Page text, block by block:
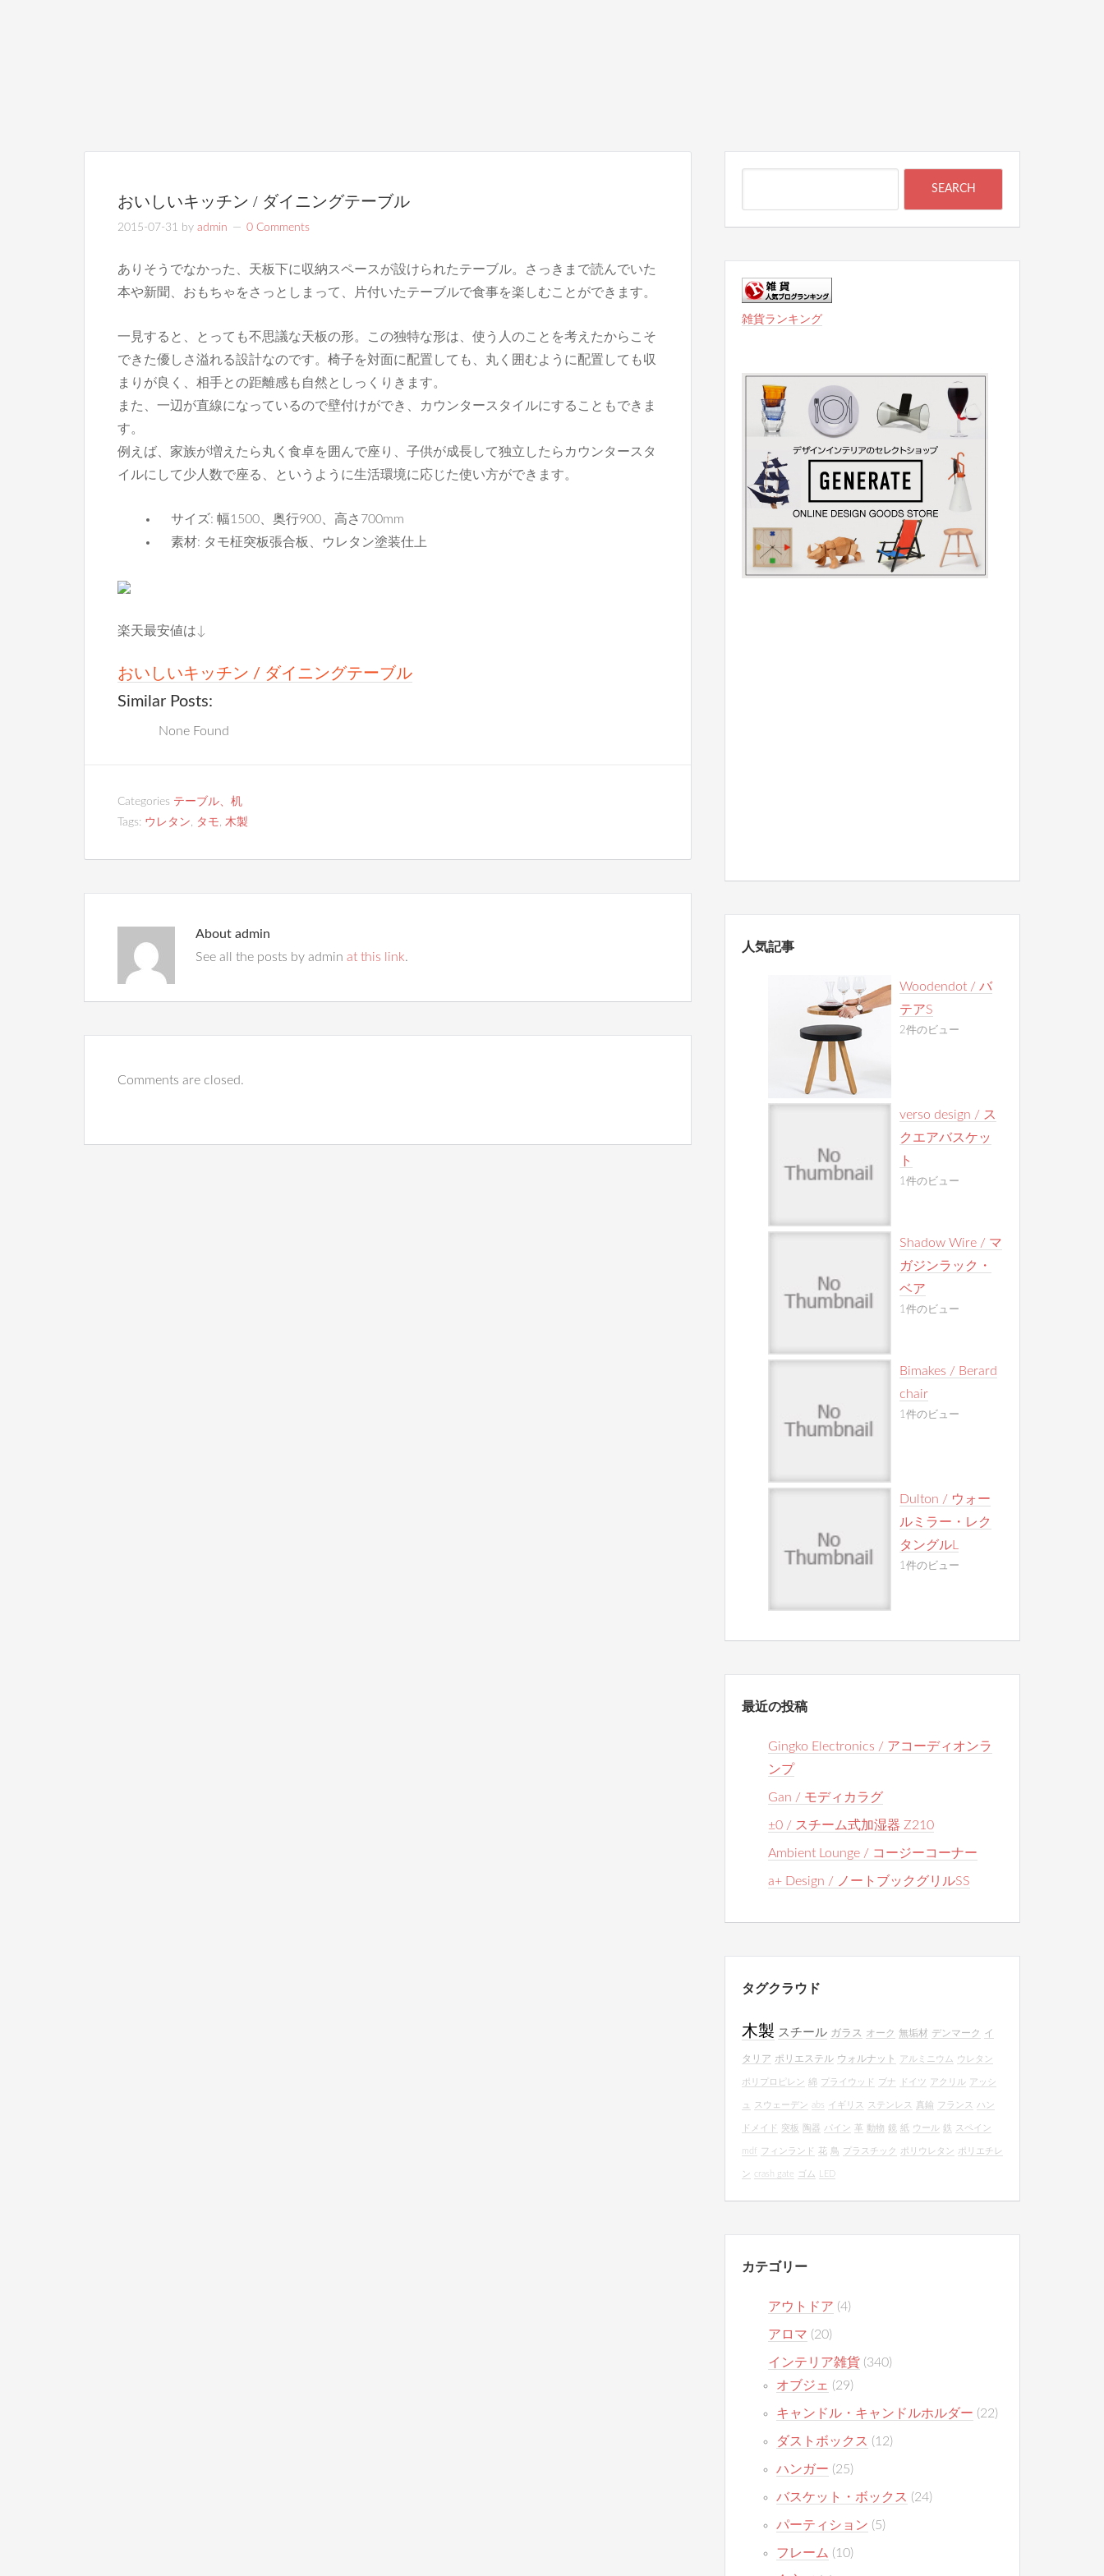
おいしいキッチン / ダイニングテーブル
2015-07-31 by admin 0 Comments
ありそうでなかった、天板下に収納スペースが設けられたテーブル。さっきまで読んでいた
本や新聞、おもちゃをさっとしまって、片付いたテーブルで食事を楽しむことができます。
一見すると、とっても不思議な天板の形。この独特な形は、使う人のことを考えたからこそ
できた優しさ溢れる設計なのです。椅子を対面に配置しても、丸く囲むように配置しても収
まりが良く、相手との距離感も自然としっくりきます。
また、一辺が直線になっているので壁付けができ、カウンタースタイルにすることもできま
す。
例えば、家族が増えたら丸く食卓を囲んで座り、子供が成長して独立したらカウンタースタ
イルにして少人数で座る、というように生活環境に応じた使い方ができます。
サイズ: 幅1500、奥行900、高さ700mm
素材: タモ柾突板張合板、ウレタン塗装仕上
楽天最安値は↓
おいしいキッチン / ダイニングテーブル
Similar Posts:
None Found
Categories テーブル、机
Tags: ウレタン, タモ, 木製
About admin
See all the posts by admin at this link.
Comments are closed.
雑貨ランキング
人気記事
Woodendot / バ
テアS
2件のビュー
verso design / ス
クエアバスケッ
ト
1件のビュー
Shadow Wire / マ
ガジンラック・
ベア
1件のビュー
Bimakes / Berard
chair
1件のビュー
Dulton / ウォー
ルミラー・レク
タングルL
1件のビュー
最近の投稿
Gingko Electronics / アコーディオンラ
ンプ
Gan / モディカラグ
±0 / スチーム式加湿器 Z210
Ambient Lounge / コージーコーナー
a+ Design / ノートブックグリルSS
タグクラウド
木製 スチール ガラス オーク 無垢材 デンマーク イ
タリア ポリエステル ウォルナット アルミニウム ウレタン
ポリプロピレン 綿 プライウッド ブナ ドイツ アクリル アッシ
ュ スウェーデン abs イギリス ステンレス 真鍮 フランス ハン
ドメイド 突板 陶器 パイン 革 動物 鏡 紙 ウール 鉄 スペイン
mdf フィンランド 花 鳥 プラスチック ポリウレタン ポリエチレ
ン crash gate ゴム LED
カテゴリー
アウトドア (4)
アロマ (20)
インテリア雑貨 (340)
オブジェ (29)
キャンドル・キャンドルホルダー (22)
ダストボックス (12)
ハンガー (25)
バスケット・ボックス (24)
パーティション (5)
フレーム (10)